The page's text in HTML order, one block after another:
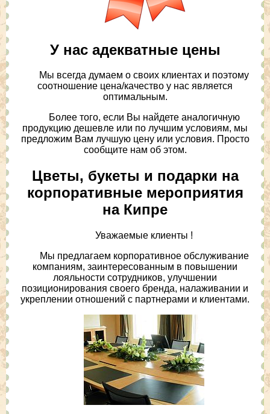
У нас адекватные цены
Мы всегда думаем о своих клиентах и поэтому
соотношение цена/качество у нас является
оптимальным.
Более того, если Вы найдете аналогичную
продукцию дешевле или по лучшим условиям, мы
предложим Вам лучшую цену или условия. Просто
сообщите нам об этом.
Цветы, букеты и подарки на
корпоративные мероприятия
на Кипре
Уважаемые клиенты !
Мы предлагаем корпоративное обслуживание
компаниям, заинтересованным в повышении
лояльности сотрудников, улучшении
позиционирования своего бренда, налаживании и
укреплении отношений с партнерами и клиентами.